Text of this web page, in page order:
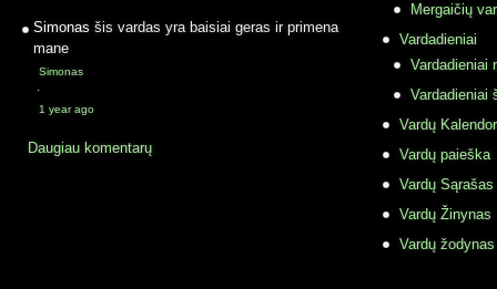
Simonas šis vardas yra baisiai geras ir primena
mane
Simonas
·
1 year ago
Daugiau komentarų
Mergaičių
Vardadieniai
Vardadieniai
Vardadieniai
Vardų
Vardų paieška
Vardų Sąrašas
Vardų Žinynas
Vardų